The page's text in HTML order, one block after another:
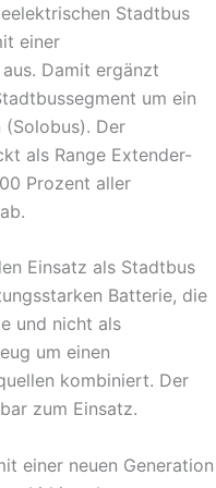
Stadtbus
einer
Damit ergänzt
um ein
Der
als Range Extender-
Prozent aller
Einsatz als Stadtbus
Batterie, die
und nicht als
um einen
kombiniert. Der
zum Einsatz.
einer neuen Generation